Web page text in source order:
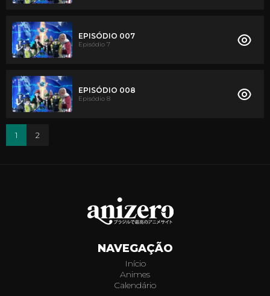
EPISÓDIO 007
Episódio 7
EPISÓDIO 008
Episódio 8
1 2
NAVEGAÇÃO
Início
Animes
Calendário